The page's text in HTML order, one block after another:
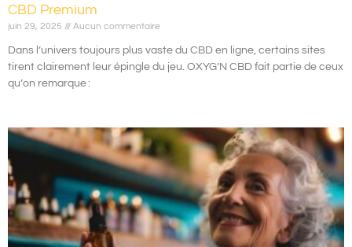
CBD Premium
juin 29, 2025 Aucun commentaire
Dans l’univers toujours plus vaste du CBD en ligne, certains sites
tirent clairement leur épingle du jeu. OXYG’N CBD fait partie de ceux
qu’on remarque :